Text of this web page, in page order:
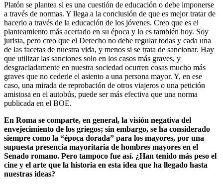
Platón se plantea si es una cuestión de educación o debe imponerse
a través de normas. Y llega a la conclusión de que es mejor tratar de
hacerlo a través de la educación de los jóvenes. Creo que es el
planteamiento más acertado en su época y lo es también hoy. Soy
jurista, pero creo que el Derecho no debe regular todas y cada una
de las facetas de nuestra vida, y menos si se trata de sancionar. Hay
que utilizar las sanciones solo en los casos más graves, y
desgraciadamente en nuestra sociedad ocurren cosas mucho más
graves que no cederle el asiento a una persona mayor. Y, en ese
caso, una mirada de reprobación de otros viajeros o una petición
amistosa en el autobús, puede ser más efectiva que una norma
publicada en el BOE.
En Roma se comparte, en general, la visión negativa del
envejecimiento de los griegos; sin embargo, se ha considerado
siempre como la “época dorada” para los mayores, por una
supuesta presencia mayoritaria de hombres mayores en el
Senado romano. Pero tampoco fue así. ¿Han tenido más peso el
cine y el arte que la historia en esta idea que ha llegado hasta
nuestras ideas?